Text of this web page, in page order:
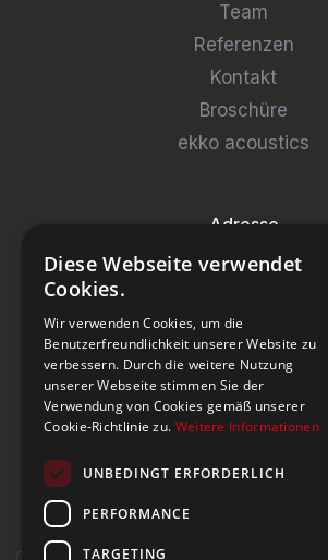
Team
Referenzen
Kontakt
Broschüre
ekko acoustics
Adresse
Steinburg Group
CH-5466 Kaiserstuhl
+41 43 433 00 25
Newsletter
Neuigkeiten und
Diese Webseite verwendet
Cookies.
Wir verwenden Cookies, um die
Benutzerfreundlichkeit unserer Website zu
verbessern. Durch die weitere Nutzung
unserer Webseite stimmen Sie der
Verwendung von Cookies gemäß unserer
Cookie-Richtlinie zu. Weitere Informationen
UNBEDINGT ERFORDERLICH
PERFORMANCE
TARGETING